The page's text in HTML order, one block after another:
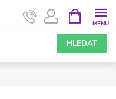
HLEDAT
NÁKUPNÍ
KOŠÍK